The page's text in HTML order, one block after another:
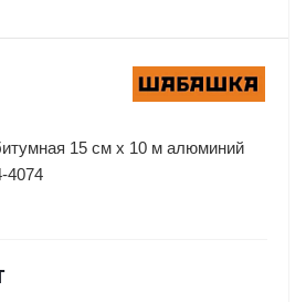
15 см х 10 м алюминий
4074